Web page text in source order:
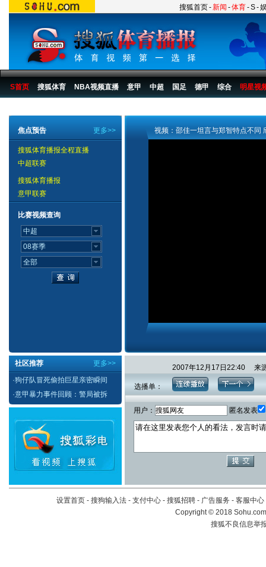
搜狐首页-新闻 -体育-S-
S首页 搜狐体育 NBA视频直播 意甲 中超 国足 德甲 综合 明星视
更多>>
焦点预告
搜狐体育播报全程直播
中超联赛
搜狐体育播报
意甲联赛
比赛视频查询
更多>>
社区推荐
·狗仔队冒死偷拍巨星亲密瞬间
·意甲暴力事件回顾：警局被拆
视频：邵佳一坦言与郑智特点不同
2007年12月17日22:40 来
选播单：
用户： 匿名发表
设置首页 - 搜狗输入法 - 支付中心 - 搜狐招聘 - 广告服务 - 客服中心
Copyright©2018
搜狐不良信息举